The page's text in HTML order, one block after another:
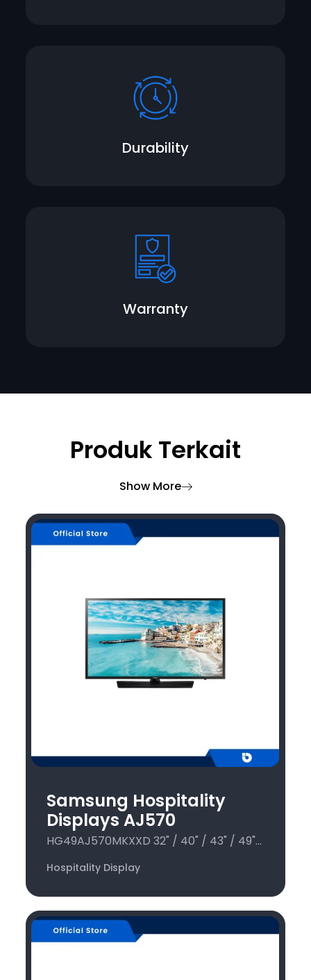
Durability
Warranty
Produk Terkait
Show More
Samsung Hospitality
Displays AJ570
HG49AJ570MKXXD 32" / 40" / 43" / 49"...
Hospitality Display